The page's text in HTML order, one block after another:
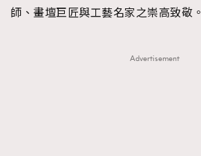
師、畫壇巨匠與工藝名家之崇高致敬。
Advertisement